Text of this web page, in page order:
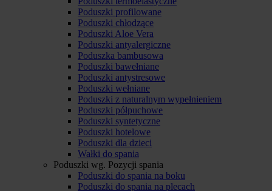
Poduszki profilowane
Poduszki chłodzące
Poduszki Aloe Vera
Poduszki antyalergiczne
Poduszka bambusowa
Poduszki bawełniane
Poduszki antystresowe
Poduszki wełniane
Poduszki z naturalnym wypełnieniem
Poduszki półpuchowe
Poduszki syntetyczne
Poduszki hotelowe
Poduszki dla dzieci
Wałki do spania
Poduszki wg. Pozycji spania
Poduszki do spania na boku
Poduszki do spania na plecach